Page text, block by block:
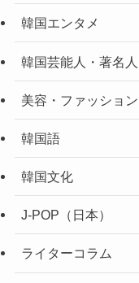
韓国エンタメ
韓国芸能人・著名人
美容・ファッション
韓国語
韓国文化
J-POP（日本）
ライターコラム